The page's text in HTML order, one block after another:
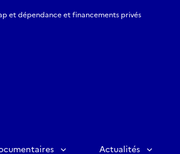
et dépendance et financements privés
Actualités